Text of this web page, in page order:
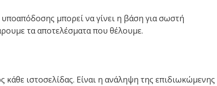
υποαπόδοσης μπορεί να γίνει η βάση για σωστή
τα αποτελέσματα που θέλουμε.
κάθε ιστοσελίδας. Είναι η ανάληψη της επιδιωκώμενης